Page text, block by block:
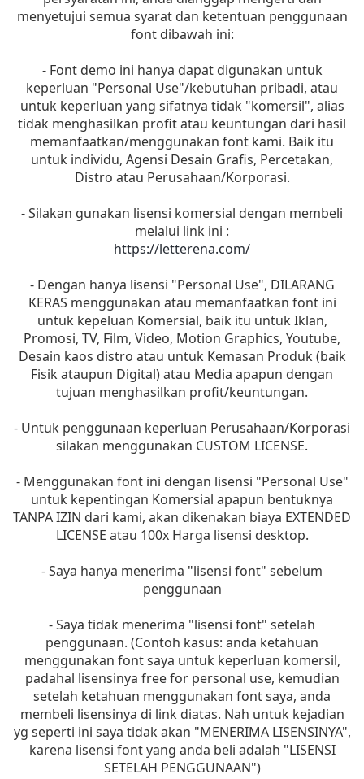
menyetujui semua syarat dan ketentuan penggunaan
font dibawah ini:
- Font demo ini hanya dapat digunakan untuk
keperluan "Personal Use"/kebutuhan pribadi, atau
untuk keperluan yang sifatnya tidak "komersil", alias
tidak menghasilkan profit atau keuntungan dari hasil
memanfaatkan/menggunakan font kami. Baik itu
untuk individu, Agensi Desain Grafis, Percetakan,
Distro atau Perusahaan/Korporasi.
- Silakan gunakan lisensi komersial dengan membeli
melalui link ini :
https://letterena.com/
- Dengan hanya lisensi "Personal Use", DILARANG
KERAS menggunakan atau memanfaatkan font ini
untuk kepeluan Komersial, baik itu untuk Iklan,
Promosi, TV, Film, Video, Motion Graphics, Youtube,
Desain kaos distro atau untuk Kemasan Produk (baik
Fisik ataupun Digital) atau Media apapun dengan
tujuan menghasilkan profit/keuntungan.
- Untuk penggunaan keperluan Perusahaan/Korporasi
silakan menggunakan CUSTOM LICENSE.
- Menggunakan font ini dengan lisensi "Personal Use"
untuk kepentingan Komersial apapun bentuknya
TANPA IZIN dari kami, akan dikenakan biaya EXTENDED
LICENSE atau 100x Harga lisensi desktop.
- Saya hanya menerima "lisensi font" sebelum
penggunaan
- Saya tidak menerima "lisensi font" setelah
penggunaan. (Contoh kasus: anda ketahuan
menggunakan font saya untuk keperluan komersil,
padahal lisensinya free for personal use, kemudian
setelah ketahuan menggunakan font saya, anda
membeli lisensinya di link diatas. Nah untuk kejadian
yg seperti ini saya tidak akan "MENERIMA LISENSINYA",
karena lisensi font yang anda beli adalah "LISENSI
SETELAH PENGGUNAAN")